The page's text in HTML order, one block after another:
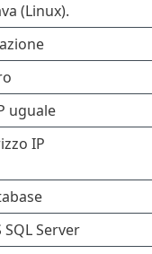
(Linux).
uguale
IP
Server